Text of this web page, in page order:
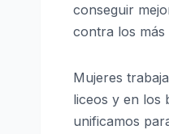
conseguir
contra los
Mujeres
liceos y en los
unificamos